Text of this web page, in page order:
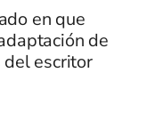
en que
de
del escritor